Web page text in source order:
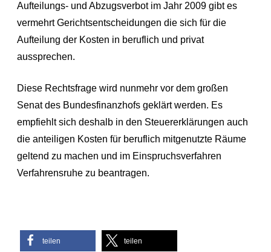
Aufteilungs- und Abzugsverbot im Jahr 2009 gibt es
vermehrt Gerichtsentscheidungen die sich für die
Aufteilung der Kosten in beruflich und privat
aussprechen.
Diese Rechtsfrage wird nunmehr vor dem großen
Senat des Bundesfinanzhofs geklärt werden. Es
empfiehlt sich deshalb in den Steuererklärungen auch
die anteiligen Kosten für beruflich mitgenutzte Räume
geltend zu machen und im Einspruchsverfahren
Verfahrensruhe zu beantragen.
teilen teilen